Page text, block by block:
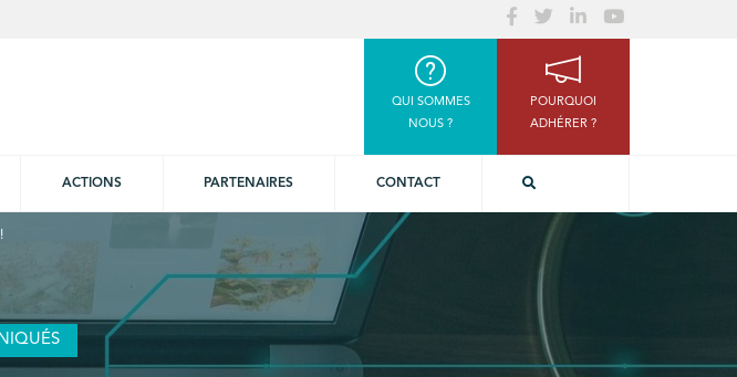
QUI SOMMES
NOUS ?
POURQUOI
ADHÉRER ?
ACTIONS PARTENAIRES CONTACT